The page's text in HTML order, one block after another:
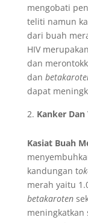
mengobati
teliti namun
dari buah
HIV
dan
dan
dapat
Kanker
Kasiat Buah
kandungan t
merah yaitu
betakaroten